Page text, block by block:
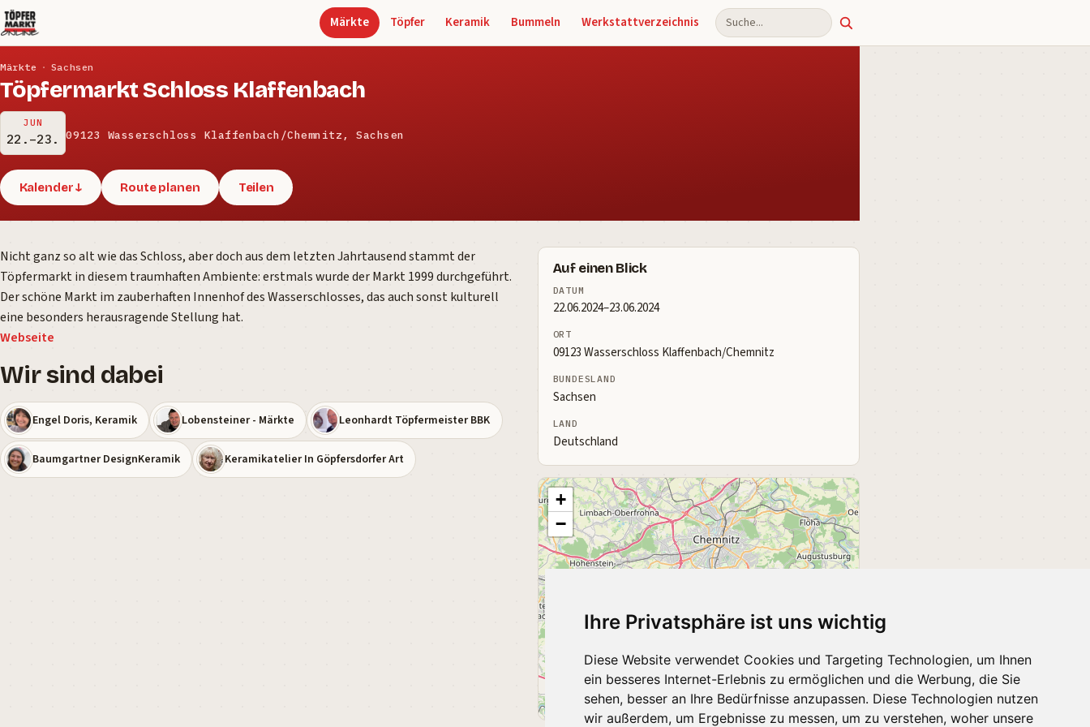
Ihre Privatsphäre ist uns wichtig
Diese Website verwendet Cookies und Targeting Technologien, um Ihnen
ein besseres Internet-Erlebnis zu ermöglichen und die Werbung, die Sie
sehen, besser an Ihre Bedürfnisse anzupassen. Diese Technologien nutzen
wir außerdem, um Ergebnisse zu messen, um zu verstehen, woher unsere
Märkte Töpfer Keramik Bummeln Werkstattverzeichnis Suche
Märkte · Sachsen
Töpfermarkt Schloss Klaffenbach
JUN
22.–23. 09123 Wasserschloss Klaffenbach/Chemnitz, Sachsen
Kalender ↓ Route planen Teilen
Nicht ganz so alt wie das Schloss, aber doch aus dem letzten Jahrtausend stammt der
Töpfermarkt in diesem traumhaften Ambiente: erstmals wurde der Markt 1999 durchgeführt.
Der schöne Markt im zauberhaften Innenhof des Wasserschlosses, das auch sonst kulturell
eine besonders herausragende Stellung hat.
Webseite
Wir sind dabei
Engel Doris, Keramik Lobensteiner - Märkte Leonhardt Töpfermeister BBK
Baumgartner DesignKeramik Keramikatelier In Göpfersdorfer Art
Auf einen Blick
DATUM
22.06.2024–23.06.2024
ORT
09123 Wasserschloss Klaffenbach/Chemnitz
BUNDESLAND
Sachsen
LAND
Deutschland
+
−
Leaflet|© OpenStreetMap contributors